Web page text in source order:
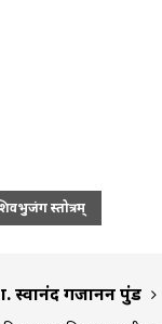
शिवभुजंग स्तोत्रम्
स्वानंद गजानन पुंड